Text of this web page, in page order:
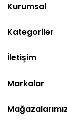
Kurumsal
Kategoriler
İletişim
Markalar